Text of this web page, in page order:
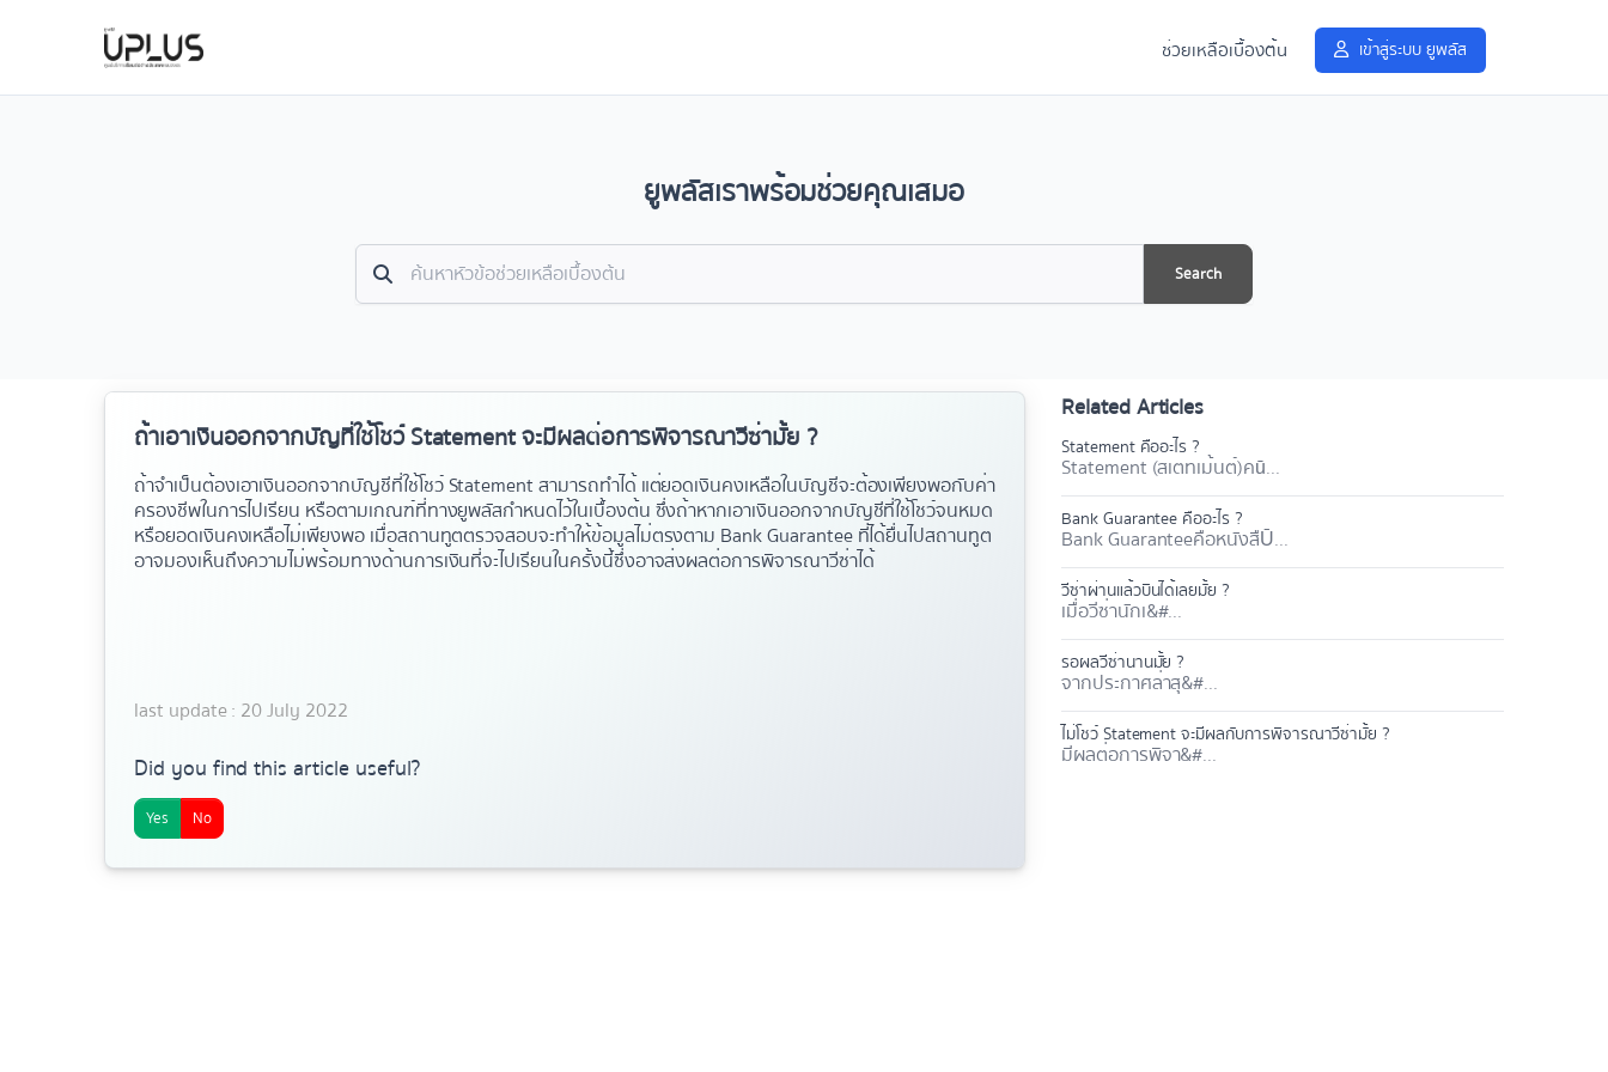
ช่วยเหลือเบื้องต้น เข้าสู่ระบบ ยูพลัส
ยูพลัสเราพร้อมช่วยคุณเสมอ
Search
ถ้าเอาเงินออกจากบัญที่ใช้โชว์ Statement จะมีผลต่อการพิจารณาวีซ่ามั้ย ?
ถ้าจำเป็นต้องเอาเงินออกจากบัญชีที่ใช้โชว์Statementสามารถทำได้ แต่ยอดเงินคงเหลือในบัญชีจะต้องเพียงพอกับค่า
ครองชีพในการไปเรียน หรือตามเกณฑ์ที่ทางยูพลัสกำหนดไว้ในเบื้องต้นซึ่งถ้าหากเอาเงินออกจากบัญชีที่ใช้โชว์จนหมด
หรือยอดเงินคงเหลือไม่เพียงพอเมื่อสถานทูตตรวจสอบจะทำให้ข้อมูลไม่ตรงตาม Bank Guaranteeที่ได้ยื่นไปสถานทูต
อาจมองเห็นถึงความไม่พร้อมทางด้านการเงินที่จะไปเรียนในครั้งนี้ซึ่งอาจส่งผลต่อการพิจารณาวีซ่าได้
last update : 20 July 2022
Did you find this article useful?
Yes No
Related Articles
Statement คืออะไร ?
Statement (สเตทเม้นต์) คū...
Bank Guarantee คืออะไร ?
Bank Guarantee คือ หนังสืŪ...
วีซ่าผ่านแล้วบินได้เลยมั้ย ?
เมื่อวีซ่านักเ&#...
รอผลวีซ่านานมั้ย ?
จากประกาศล่าสุ&#...
ไม่โชว์ Statement จะมีผลกับการพิจารณาวีซ่ามั้ย ?
มีผลต่อการพิจา&#...